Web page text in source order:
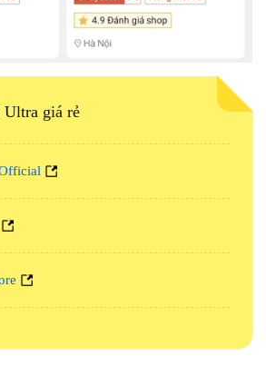
giá rẻ